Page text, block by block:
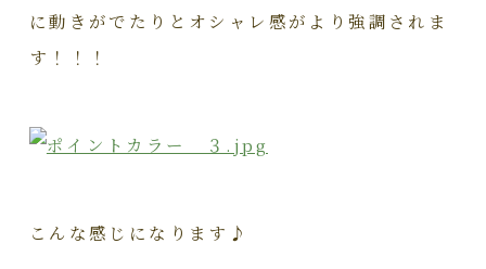
に動きがでたりとオシャレ感がより強調されま
す！！！
こんな感じになります♪